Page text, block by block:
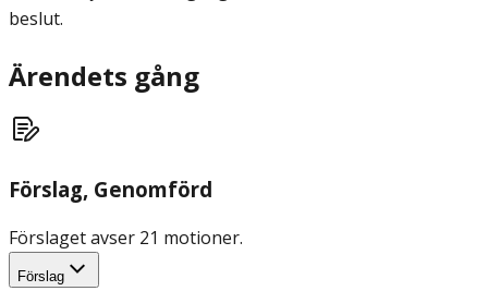
beslut.
Ärendets gång
Förslag, Genomförd
Förslaget avser 21 motioner.
Förslag